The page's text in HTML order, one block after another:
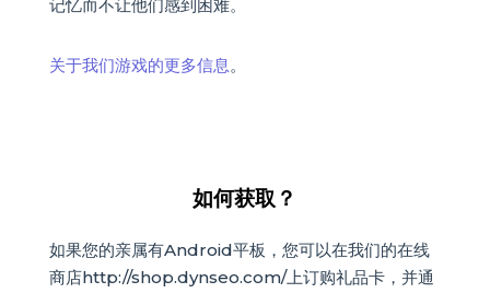
记忆而不让他们感到困难。
关于我们游戏的更多信息。
如何获取？
如果您的亲属有Android平板，您可以在我们的在线
商店http://shop.dynseo.com/上订购礼品卡，并通